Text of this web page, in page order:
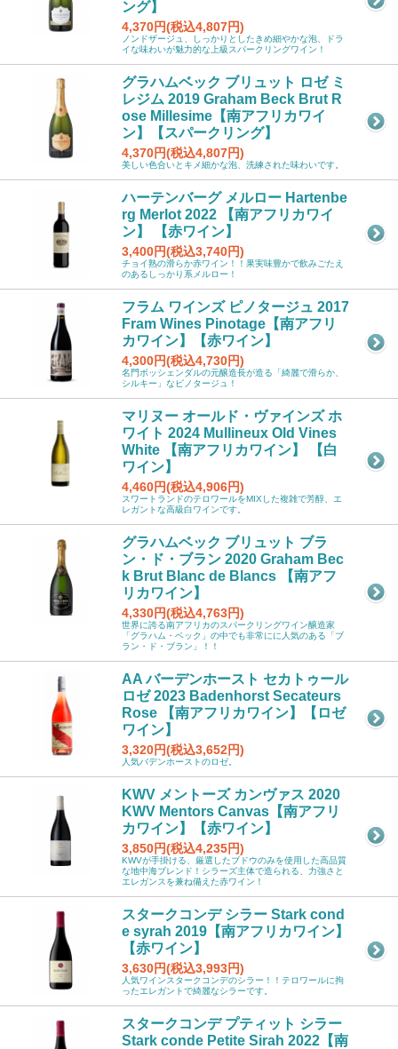
ング】
4,370円(税込4,807円)
ノンドザージュ、しっかりとしたきめ細やかな泡、ドラ
イな味わいが魅力的な上級スパークリングワイン！
グラハムベック ブリュット ロゼ ミ
レジム 2019 Graham Beck Brut R
ose Millesime【南アフリカワイ
ン】【スパークリング】
4,370円(税込4,807円)
美しい色合いとキメ細かな泡、洗練された味わいです。
ハーテンバーグ メルロー Hartenbe
rg Merlot 2022 【南アフリカワイ
ン】 【赤ワイン】
3,400円(税込3,740円)
チョイ熟の滑らか赤ワイン！！果実味豊かで飲みごたえ
のあるしっかり系メルロー！
フラム ワインズ ピノタージュ 2017
Fram Wines Pinotage【南アフリ
カワイン】【赤ワイン】
4,300円(税込4,730円)
名門ボッシェンダルの元醸造長が造る「綺麗で滑らか、
シルキー」なピノタージュ！
マリヌー オールド・ヴァインズ ホ
ワイト 2024 Mullineux Old Vines
White 【南アフリカワイン】 【白
ワイン】
4,460円(税込4,906円)
スワートランドのテロワールをMIXした複雑で芳醇、エ
レガントな高級白ワインです。
グラハムベック ブリュット ブラ
ン・ド・ブラン 2020 Graham Bec
k Brut Blanc de Blancs 【南アフ
リカワイン】
4,330円(税込4,763円)
世界に誇る南アフリカのスパークリングワイン醸造家
「グラハム・ベック」の中でも非常にに人気のある「ブ
ラン・ド・ブラン」！！
AA バーデンホースト セカトゥール
ロゼ 2023 Badenhorst Secateurs
Rose 【南アフリカワイン】【ロゼ
ワイン】
3,320円(税込3,652円)
人気バデンホーストのロゼ。
KWV メントーズ カンヴァス 2020
KWV Mentors Canvas【南アフリ
カワイン】【赤ワイン】
3,850円(税込4,235円)
KWVが手掛ける、厳選したブドウのみを使用した高品質
な地中海ブレンド！シラーズ主体で造られる、力強さと
エレガンスを兼ね備えた赤ワイン！
スタークコンデ シラー Stark cond
e syrah 2019【南アフリカワイン】
【赤ワイン】
3,630円(税込3,993円)
人気ワインスタークコンデのシラー！！テロワールに拘
ったエレガントで綺麗なシラーです。
スタークコンデ プティット シラー
Stark conde Petite Sirah 2022【南